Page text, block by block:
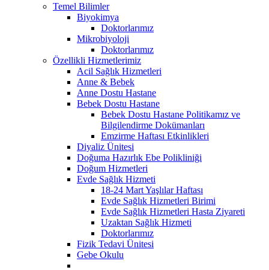
Temel Bilimler
Biyokimya
Doktorlarımız
Mikrobiyoloji
Doktorlarımız
Özellikli Hizmetlerimiz
Acil Sağlık Hizmetleri
Anne & Bebek
Anne Dostu Hastane
Bebek Dostu Hastane
Bebek Dostu Hastane Politikamız ve
Bilgilendirme Dokümanları
Emzirme Haftası Etkinlikleri
Diyaliz Ünitesi
Doğuma Hazırlık Ebe Polikliniği
Doğum Hizmetleri
Evde Sağlık Hizmeti
18-24 Mart Yaşlılar Haftası
Evde Sağlık Hizmetleri Birimi
Evde Sağlık Hizmetleri Hasta Ziyareti
Uzaktan Sağlık Hizmeti
Doktorlarımız
Fizik Tedavi Ünitesi
Gebe Okulu